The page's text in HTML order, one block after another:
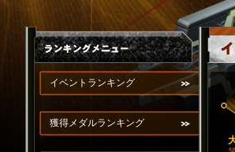
イベントランキング
獲得メダルランキング